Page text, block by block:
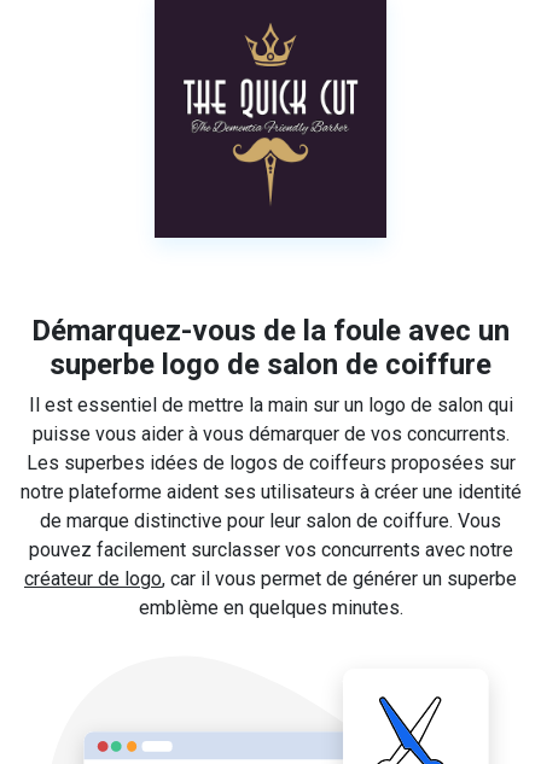
Démarquez-vous de la foule avec un
superbe logo de salon de coiffure
Il est essentiel de mettre la main sur un logo de salon qui
puisse vous aider à vous démarquer de vos concurrents.
Les superbes idées de logos de coiffeurs proposées sur
notre plateforme aident ses utilisateurs à créer une identité
de marque distinctive pour leur salon de coiffure. Vous
pouvez facilement surclasser vos concurrents avec notre
créateur de logo, car il vous permet de générer un superbe
emblème en quelques minutes.